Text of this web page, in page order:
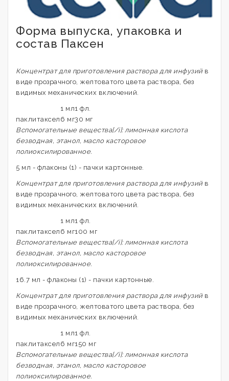
Форма выпуска, упаковка и
состав Паксен
Концентрат для приготовления раствора для инфузийв
виде прозрачного, желтоватого цвета раствора, без
видимых механических включений.
1 мл1 фл.
паклитаксел 6 мг30 мг
Вспомогательные вещества[/i]: лимонная кислота
безводная, этанол, масло касторовое
полиоксилированное.
5 мл - флаконы (1) - пачки картонные.
Концентрат для приготовления раствора для инфузийв
виде прозрачного, желтоватого цвета раствора, без
видимых механических включений.
1 мл1 фл.
паклитаксел 6 мг100 мг
Вспомогательные вещества[/i]: лимонная кислота
безводная, этанол, масло касторовое
полиоксилированное.
16.7 мл - флаконы (1) - пачки картонные.
Концентрат для приготовления раствора для инфузийв
виде прозрачного, желтоватого цвета раствора, без
видимых механических включений.
1 мл1 фл.
паклитаксел 6 мг150 мг
Вспомогательные вещества[/i]: лимонная кислота
безводная, этанол, масло касторовое
полиоксилированное.